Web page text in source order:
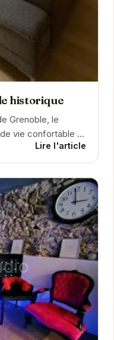
historique
Grenoble, le
vie confortable et
il...
Lire l'article